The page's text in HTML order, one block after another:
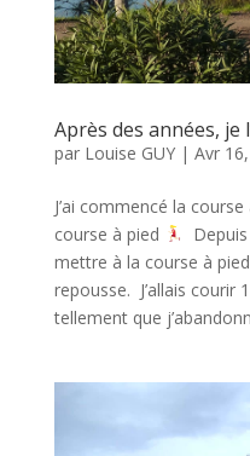
Après des années, je
par Louise GUY| Avr
J’ai commencé la
course à pied
mettre à la course à
repousse. J’allais courir
tellement que